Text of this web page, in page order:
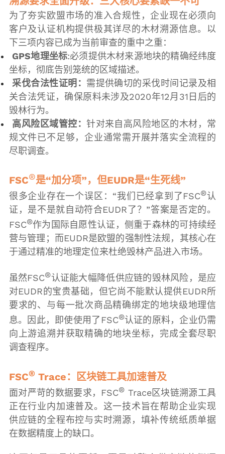
为了夯实欧盟市场的准入合规性，企业现在必须向
客户及认证机构提供极其详尽的木材溯源信息。以
下三项内容已成为当前审查的重中之重：
GPS地理坐标:必须提供木材来源地块的精确经纬度
坐标，彻底告别笼统的区域描述。
采伐合法性证明： 需提供确切的采伐时间记录及相
关合法凭证，确保原料未涉及2020年12月31日后的
毁林行为。
高风险区域管控： 针对来自高风险地区的木材，常
规文件已不足够，企业通常需开展并落实全流程的
尽职调查。
FSC®是“加分项”，但EUDR是“生死线”
很多企业存在一个误区：“我们已经拿到了FSC®认
证，是不是就自动符合EUDR了？”答案是否定的。
FSC®作为国际自愿性认证，侧重于森林的可持续经
营与管理；而EUDR是欧盟的强制性法规，其核心在
于通过精准的地理定位来杜绝毁林产品进入市场。
虽然FSC®认证能大幅降低供应链的毁林风险，是应
对EUDR的宝贵基础，但它尚不能默认提供EUDR所
要求的、与每一批次商品精确绑定的地块级地理信
息。因此，即使使用了FSC®认证的原料，企业仍需
向上游追溯并获取精确的地块坐标，完成全套尽职
调查程序。
FSC® Trace：区块链工具加速普及
面对严苛的数据要求，FSC® Trace区块链溯源工具
正在行业内加速普及。这一技术旨在帮助企业实现
供应链的全程布控与实时溯源，填补传统纸质单据
在数据精度上的缺口。